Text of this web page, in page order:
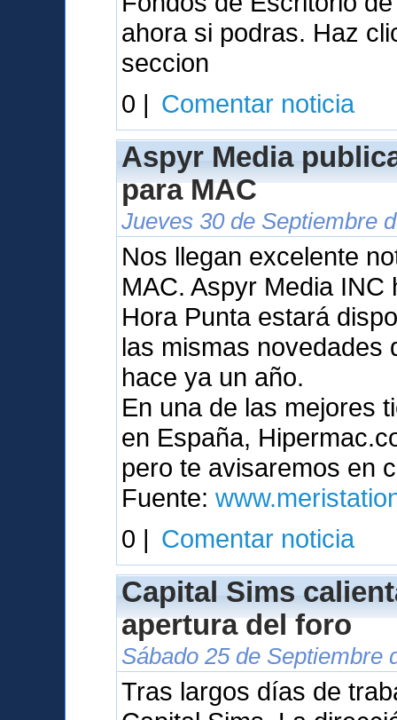
ahora si podras. Haz
seccion
0 | Comentar noticia
Aspyr Media
para MAC
Jueves 30 de Septiembre
Nos llegan excelente
MAC. Aspyr Media
Hora Punta estará
las mismas novedades
hace ya un año.
En una de las mejores
en España,
pero te avisaremos en
Fuente:
0 | Comentar noticia
Capital Sims
apertura del foro
Sábado 25 de Septiembre
Tras largos días de